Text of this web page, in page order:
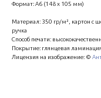
Формат: А6 (148 х 105 мм)
Материал: 350 гр/м², картон с
ручка
Способ печати:
Покрытие: глянцевая
Лицензия на изображение: ©